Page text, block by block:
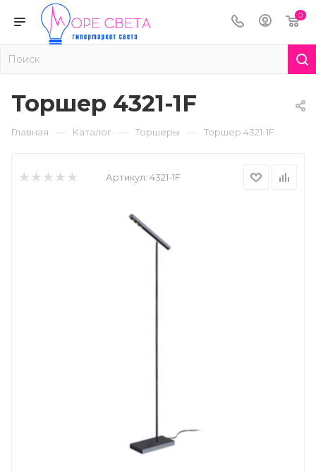
0
Торшер 4321-1F
Главная — Каталог — Торшеры — Торшер 4321-1F
Артикул: 4321-1F